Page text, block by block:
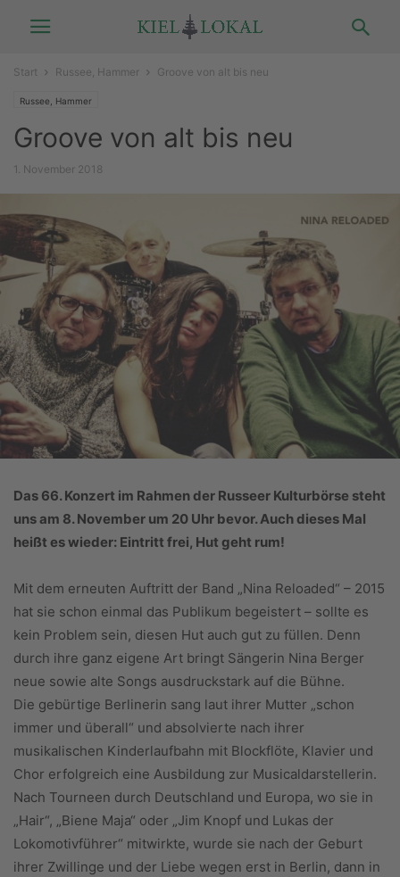
Start Russee, Hammer Groove von alt bis neu
Russee, Hammer
Groove von alt bis neu
1. November 2018
Das 66. Konzert im Rahmen der Russeer Kulturbörse steht
uns am 8. November um 20 Uhr bevor. Auch dieses Mal
heißt es wieder: Eintritt frei, Hut geht rum!
Mit dem erneuten Auftritt der Band „Nina Reloaded“ – 2015
hat sie schon einmal das Publikum begeistert – sollte es
kein Problem sein, diesen Hut auch gut zu füllen. Denn
durch ihre ganz eigene Art bringt Sängerin Nina Berger
neue sowie alte Songs ausdruckstark auf die Bühne.
Die gebürtige Berlinerin sang laut ihrer Mutter „schon
immer und überall“ und absolvierte nach ihrer
musikalischen Kinderlaufbahn mit Blockflöte, Klavier und
Chor erfolgreich eine Ausbildung zur Musicaldarstellerin.
Nach Tourneen durch Deutschland und Europa, wo sie in
„Hair“, „Biene Maja“ oder „Jim Knopf und Lukas der
Lokomotivführer“ mitwirkte, wurde sie nach der Geburt
ihrer Zwillinge und der Liebe wegen erst in Berlin, dann in